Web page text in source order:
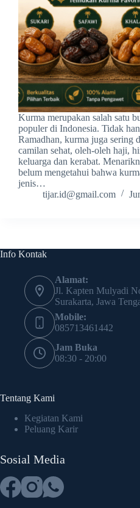
Kurma merupakan salah satu
populer di Indonesia. Tidak
Ramadhan, kurma juga sering
camilan sehat, oleh-oleh haji,
keluarga dan kerabat.
belum mengetahui bahwa
jenis…
tijar.id@gmail.com
Info Kontak
Alamat:
Jl. Kapten Mulyadi
Surakarta, Jawa
Mobile:
085713461442
Jam Buka
08:30 - 20:00
Tentang Kami
Kegiatan Kami
Peluang Karir
Sosial Media